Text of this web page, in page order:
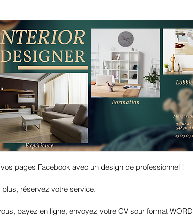
pages Facebook avec un design de professionnel !
plus, réservez votre service.
payez en ligne, envoyez votre CV sour format WORD